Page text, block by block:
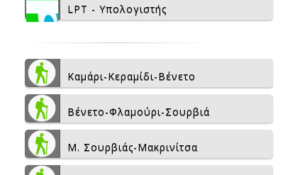
LPT - Υπολογιστής
Καμάρι-Κεραμίδι-Βένετο
Βένετο-Φλαμούρι-Σουρβιά
Μ. Σουρβιάς-Μακρινίτσα